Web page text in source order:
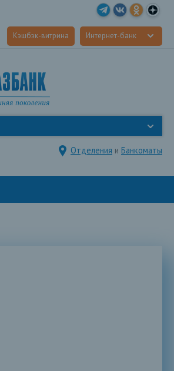
Кэшбэк-витрина Интернет-банк
Отделения и Банкоматы